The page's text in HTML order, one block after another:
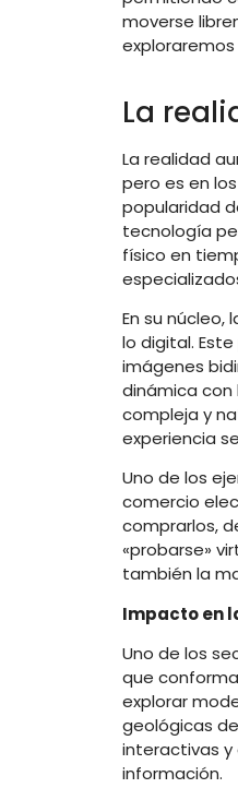
moverse
La
La realidad
pero es en
popularidad
tecnología
físico en
En su
lo digital.
imágenes
dinámica
compleja y
experiencia
Uno de los
comercio
comprarlos,
«probarse»
también la
Impacto en
Uno de los
que
explorar
geológicas
interactivas y
información.